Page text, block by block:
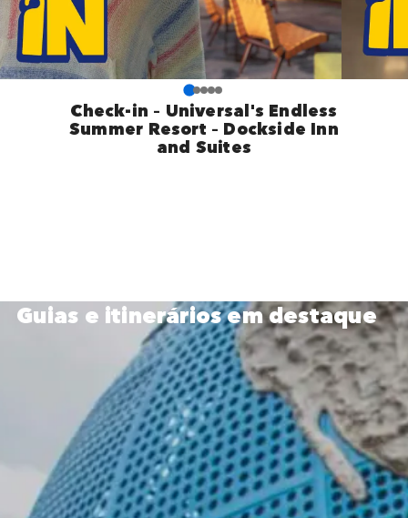
Check-in – Universal's Endless
Summer Resort – Dockside Inn
and Suites
Guias e itinerários em destaque